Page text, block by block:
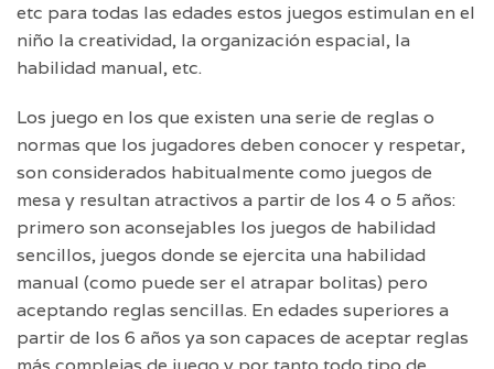
etc para todas las edades estos juegos estimulan en el
niño la creatividad, la organización espacial, la
habilidad manual, etc.
Los juego en los que existen una serie de reglas o
normas que los jugadores deben conocer y respetar,
son considerados habitualmente como juegos de
mesa y resultan atractivos a partir de los 4 o 5 años:
primero son aconsejables los juegos de habilidad
sencillos, juegos donde se ejercita una habilidad
manual (como puede ser el atrapar bolitas) pero
aceptando reglas sencillas. En edades superiores a
partir de los 6 años ya son capaces de aceptar reglas